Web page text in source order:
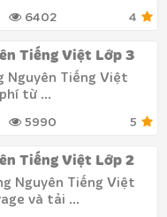
6402 4
Tiếng Việt Lớp 3
Nguyên Tiếng Việt
từ ...
5990 5
Tiếng Việt Lớp 2
Nguyên Tiếng Việt
và tải ...